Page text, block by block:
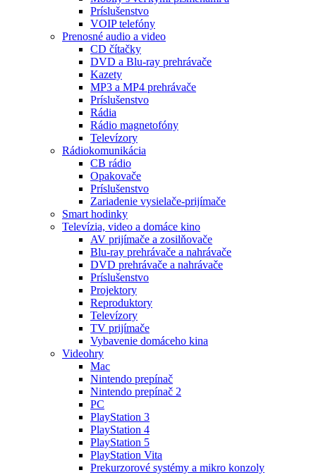
Príslušenstvo
VOIP telefóny
Prenosné audio a video
CD čítačky
DVD a Blu-ray prehrávače
Kazety
MP3 a MP4 prehrávače
Príslušenstvo
Rádia
Rádio magnetofóny
Televízory
Rádiokomunikácia
CB rádio
Opakovače
Príslušenstvo
Zariadenie vysielače-prijímače
Smart hodinky
Televízia, video a domáce kino
AV prijímače a zosilňovače
Blu-ray prehrávače a nahrávače
DVD prehrávače a nahrávače
Príslušenstvo
Projektory
Reproduktory
Televízory
TV prijímače
Vybavenie domáceho kina
Videohry
Mac
Nintendo prepínač
Nintendo prepínač 2
PC
PlayStation 3
PlayStation 4
PlayStation 5
PlayStation Vita
Prekurzorové systémy a mikro konzoly